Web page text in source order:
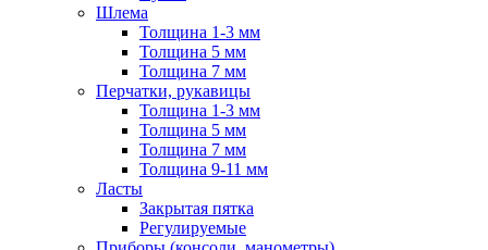
Шлема
Толщина 1-3 мм
Толщина 5 мм
Толщина 7 мм
Перчатки, рукавицы
Толщина 1-3 мм
Толщина 5 мм
Толщина 7 мм
Толщина 9-11 мм
Ласты
Закрытая пятка
Регулируемые